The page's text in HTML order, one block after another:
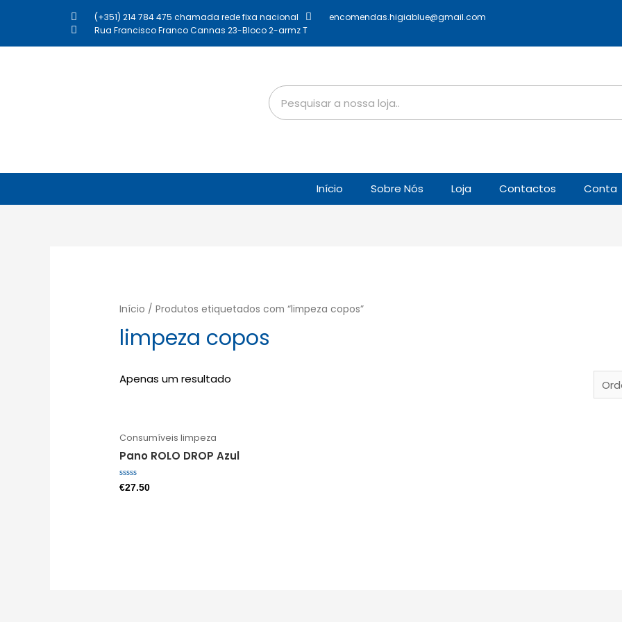
(+351) 214 784 475 chamada rede fixa nacional
encomendas.higiablue@gmail.com
Rua Francisco Franco Cannas 23-Bloco 2-armz T
Início Sobre Nós Loja Contactos Conta
Início / Produtos etiquetados com “limpeza copos”
limpeza copos
Apenas um resultado
Consumíveis limpeza
Pano ROLO DROP Azul
Avaliação
0
€27.50